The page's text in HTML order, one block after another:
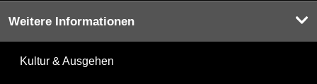
Weitere Informationen
Kultur & Ausgehen